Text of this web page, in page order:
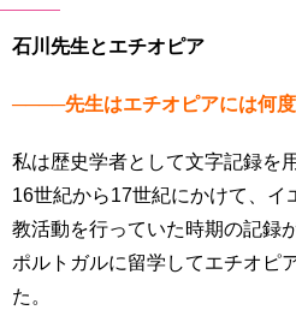
石川先生とエチオピア
────先生はエチオピアには何度
私は歴史学者として文字記録を
16世紀から17世紀にかけて、
教活動を行っていた時期の記録
ポルトガルに留学してエチオピ
た。